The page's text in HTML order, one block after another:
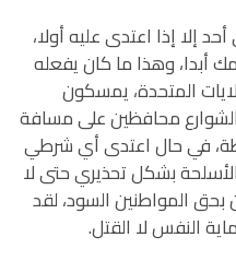
إلا إذا اعتدى عليه أولا،
أبدا، وهذا ما كان يفعله
المتحدة، يمسكون
محافظين على مسافة
في حال اعتدى أي شرطي
بشكل تحذيري حتى لا
بحق المواطنين السود، لقد
النفس لا القتل.